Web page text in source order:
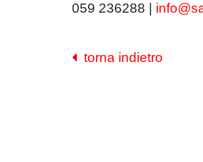
059 236288 |
torna indietro